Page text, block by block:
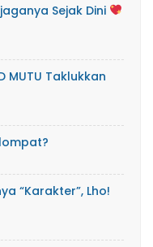
Sejak Dini
MUTU Taklukkan
“Karakter”, Lho!